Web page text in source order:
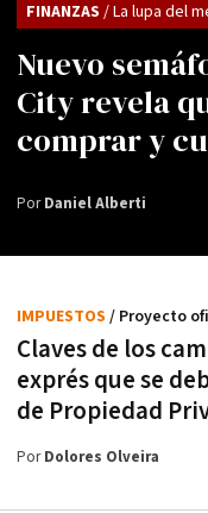
Nuevo
City revela
comprar y
FINANZAS / La lupa del
PorDaniel Alberti
Claves de los
exprés que se
de Propiedad
IMPUESTOS / Proyecto
PorDolores Olveira